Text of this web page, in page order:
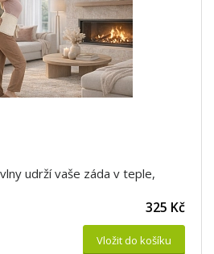
udrží vaše záda v teple,
325 Kč
Vložit do košíku